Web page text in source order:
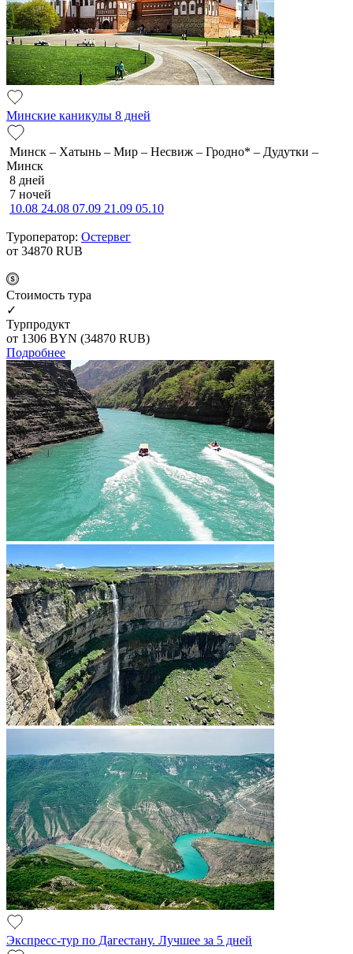
Минские каникулы 8 дней
Минск – Хатынь – Мир – Несвиж – Гродно* – Дудутки –
Минск
8 дней
7 ночей
10.08 24.08 07.09 21.09 05.10
Туроператор: Остервег
от 34870 RUB
Cтоимость тура
✓
Турпродукт
от 1306 BYN (34870 RUB)
Подробнее
Экспресс-тур по Дагестану. Лучшее за 5 дней